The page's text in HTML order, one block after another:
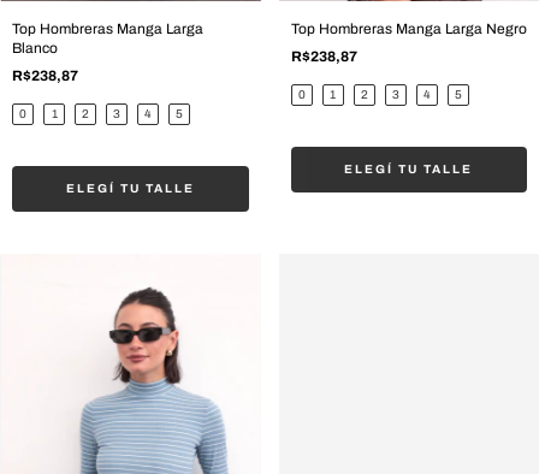
Top Hombreras Manga Larga
Blanco
R$238,87
0 1 2 3 4 5
ELEGÍ TU TALLE
Top Hombreras Manga Larga Negro
R$238,87
0 1 2 3 4 5
ELEGÍ TU TALLE